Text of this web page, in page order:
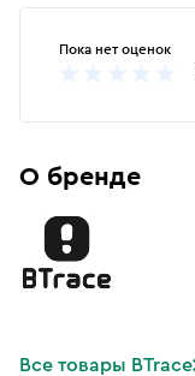
Пока нет оценок
О бренде
Все товары BTrace